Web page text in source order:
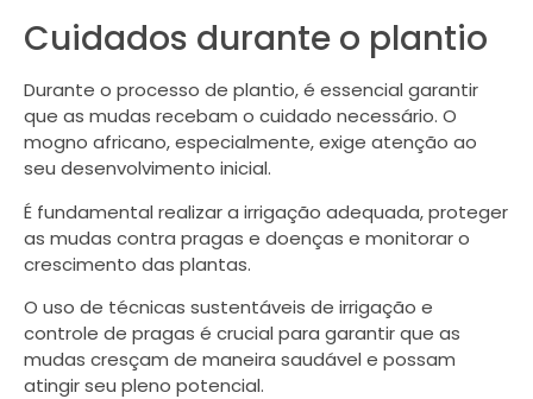
Cuidados durante o plantio
Durante o processo de plantio, é essencial garantir
que as mudas recebam o cuidado necessário. O
mogno africano, especialmente, exige atenção ao
seu desenvolvimento inicial.
É fundamental realizar a irrigação adequada, proteger
as mudas contra pragas e doenças e monitorar o
crescimento das plantas.
O uso de técnicas sustentáveis de irrigação e
controle de pragas é crucial para garantir que as
mudas cresçam de maneira saudável e possam
atingir seu pleno potencial.